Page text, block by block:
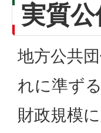
実質
地方公共
れに準ず
財政規模